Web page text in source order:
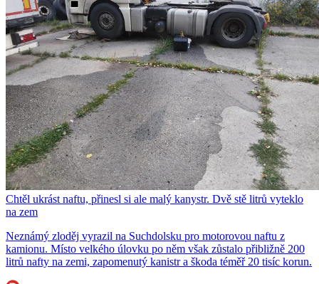
Chtěl ukrást naftu, přinesl si ale malý kanystr. Dvě stě litrů vyteklo
na zem
Neznámý zloděj vyrazil na Suchdolsku pro motorovou naftu z
kamionu. Místo velkého úlovku po něm však zůstalo přibližně 200
litrů nafty na zemi, zapomenutý kanistr a škoda téměř 20 tisíc korun.